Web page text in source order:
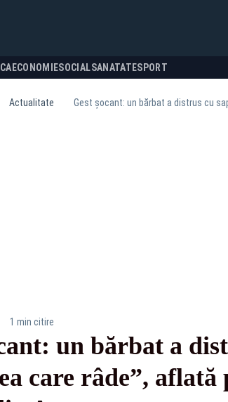
ECONOMIESOCIALSANATATESPORT
Actualitate
1 min citire
un bărbat a
care râde”,